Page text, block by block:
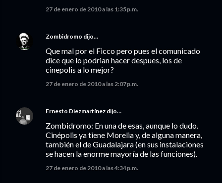
27 de enero de 2010 a las 1:35 p.m.
Zombidromo dijo…
Que mal por el Ficco pero pues el comunicado
dice que lo podrian hacer despues, los de
cinepolis a lo mejor?
27 de enero de 2010 a las 2:07 p.m.
Ernesto Diezmartínez dijo…
Zombidromo: En una de esas, aunque lo dudo.
Cinépolis ya tiene Morelia y, de alguna manera,
también el de Guadalajara (en sus instalaciones
se hacen la enorme mayoría de las funciones).
27 de enero de 2010 a las 4:34 p.m.